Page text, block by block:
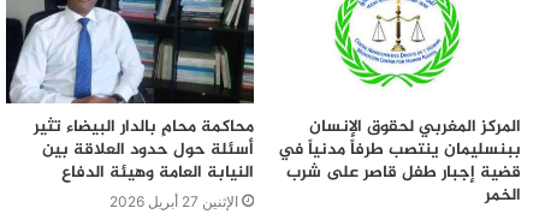
المركز المغربي لحقوق الإنسان
ببنسليمان ينتصب طرفاً مدنياً في
قضية إجبار طفل قاصر على شرب
الخمر
محاكمة محامٍ بالدار البيضاء تثير
أسئلة حول حدود العلاقة بين
النيابة العامة وهيئة الدفاع
الإثنين 27 أبريل 2026